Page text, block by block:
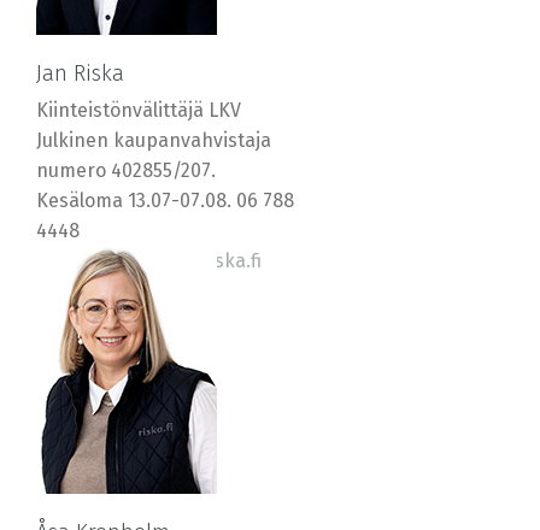
Jan Riska
Kiinteistönvälittäjä LKV
Julkinen kaupanvahvistaja
numero 402855/207.
Kesäloma 13.07-07.08. 06 788
4448
0400 569577, jan@riska.fi